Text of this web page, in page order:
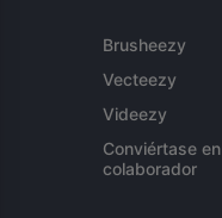
Brusheezy
Vecteezy
Videezy
Conviértase en
colaborador